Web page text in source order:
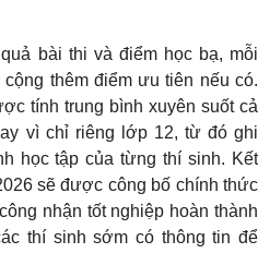
bài thi và điểm học bạ, mỗi
thêm điểm ưu tiên nếu có.
tính trung bình xuyên suốt cả
vì chỉ riêng lớp 12, từ đó ghi
học tập của từng thí sinh. Kết
sẽ được công bố chính thức
nhận tốt nghiệp hoàn thành
thí sinh sớm có thông tin để